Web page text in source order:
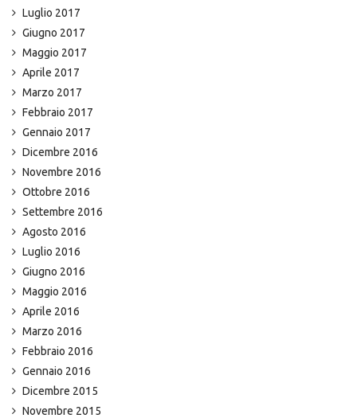
Luglio 2017
Giugno 2017
Maggio 2017
Aprile 2017
Marzo 2017
Febbraio 2017
Gennaio 2017
Dicembre 2016
Novembre 2016
Ottobre 2016
Settembre 2016
Agosto 2016
Luglio 2016
Giugno 2016
Maggio 2016
Aprile 2016
Marzo 2016
Febbraio 2016
Gennaio 2016
Dicembre 2015
Novembre 2015